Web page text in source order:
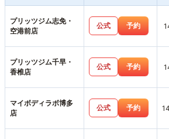
プリッツジム志免・
空港前店
公式 予約
プリッツジム千早・
香椎店
公式 予約
マイボディラボ博多
店
公式 予約